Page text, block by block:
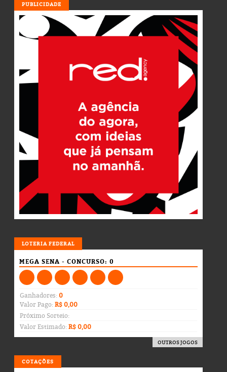
PUBLICIDADE
LOTERIA
MEGA SENA - CONCURSO: 0
LOTERIA FEDERAL
Ganhadores:0
Valor Pago:R$ 0,00
Próximo Sorteio:
Valor Estimado:R$ 0,00
OUTROS JOGOS
COTAÇÕES